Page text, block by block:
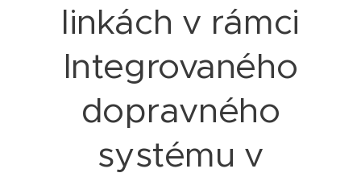
linkách v rámci
Integrovaného
dopravného
systému v